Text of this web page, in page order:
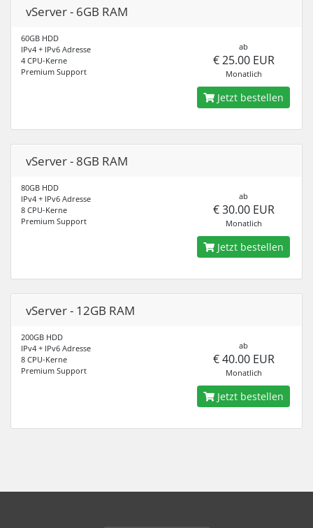
vServer - 6GB RAM
60GB HDD
IPv4 + IPv6 Adresse
4 CPU-Kerne
Premium Support
ab
€ 25.00 EUR
Monatlich
Jetzt bestellen
vServer - 8GB RAM
80GB HDD
IPv4 + IPv6 Adresse
8 CPU-Kerne
Premium Support
ab
€ 30.00 EUR
Monatlich
Jetzt bestellen
vServer - 12GB RAM
200GB HDD
IPv4 + IPv6 Adresse
8 CPU-Kerne
Premium Support
ab
€ 40.00 EUR
Monatlich
Jetzt bestellen